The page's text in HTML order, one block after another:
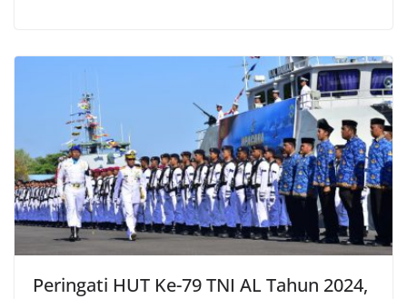
Peringati HUT Ke-79 TNI AL Tahun 2024,